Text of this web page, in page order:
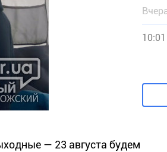
— 23 августа будем
10:01